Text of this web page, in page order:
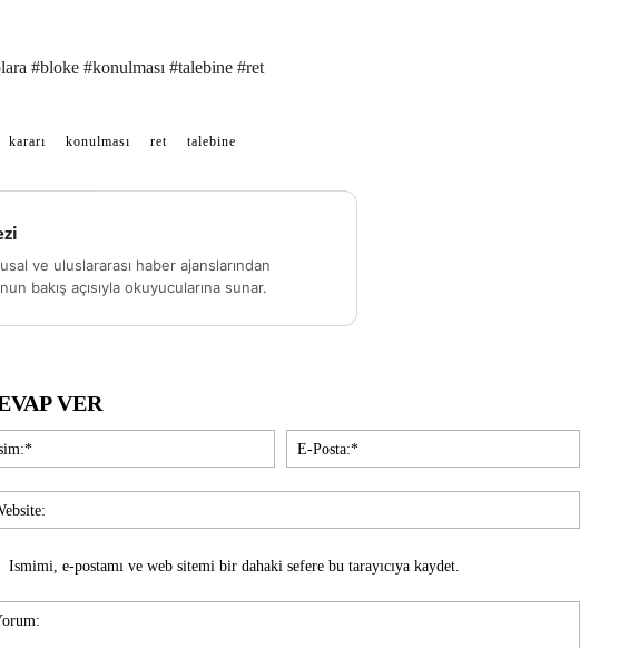
#bloke #konulması #talebine #ret
kararı konulması ret talebine
ve uluslararası haber ajanslarından
bakış açısıyla okuyucularına sunar.
VER
İsim:*
Ismimi, e-postamı ve web sitemi bir dahaki sefere bu tarayıcıya kaydet.